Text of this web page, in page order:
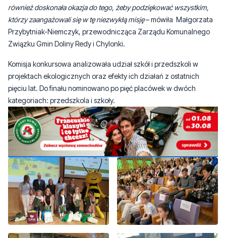
również doskonała okazja do tego, żeby podziękować wszystkim,
którzy zaangażowali się w tę niezwykłą misję– mówiła Małgorzata
Przybytniak-Niemczyk, przewodnicząca Zarządu Komunalnego
Związku Gmin Doliny Redy i Chylonki.
Komisja konkursowa analizowała udział szkół i przedszkoli w
projektach ekologicznych oraz efekty ich działań z ostatnich
pięciu lat. Do finału nominowano po pięć placówek w dwóch
kategoriach: przedszkola i szkoły.